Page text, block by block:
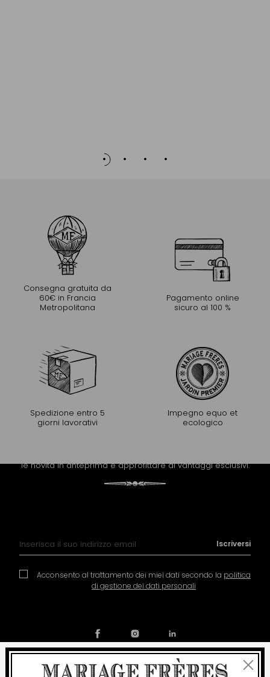
Consegna gratuita da
60€ in Francia
Metropolitana
Pagamento online
sicuro al 100 %
Spedizione entro 5
giorni lavorativi
Impegno equo et
ecologico
le novità in anteprima e approfittare di vantaggi esclusivi.
Acconsento al trattamento dei miei dati secondo la politica
di gestione dei dati personali
Iscriversi
Chiudi